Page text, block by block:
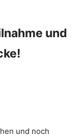
und
und noch